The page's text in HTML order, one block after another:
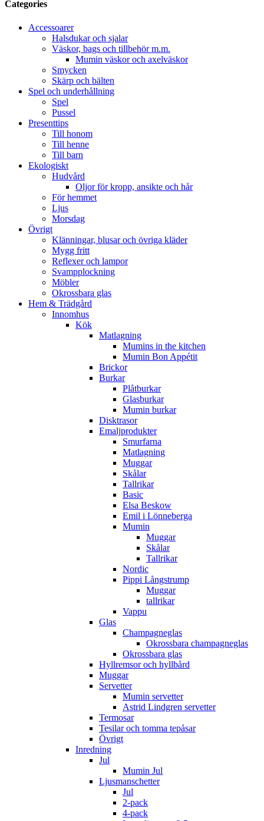
Categories
Accessoarer
Halsdukar och sjalar
Väskor, bags och tillbehör m.m.
Mumin väskor och axelväskor
Smycken
Skärp och bälten
Spel och underhållning
Spel
Pussel
Presenttips
Till honom
Till henne
Till barn
Ekologiskt
Hudvård
Oljor för kropp, ansikte och hår
För hemmet
Ljus
Morsdag
Övrigt
Klänningar, blusar och övriga kläder
Mygg fritt
Reflexer och lampor
Svampplockning
Möbler
Okrossbara glas
Hem & Trädgård
Innomhus
Kök
Matlagning
Mumins in the kitchen
Mumin Bon Appétit
Brickor
Burkar
Plåtburkar
Glasburkar
Mumin burkar
Disktrasor
Emaljprodukter
Smurfarna
Matlagning
Muggar
Skålar
Tallrikar
Basic
Elsa Beskow
Emil i Lönneberga
Mumin
Muggar
Skålar
Tallrikar
Nordic
Pippi Långstrump
Muggar
tallrikar
Vappu
Glas
Champagneglas
Okrossbara champagneglas
Okrossbara glas
Hyllremsor och hyllbård
Muggar
Servetter
Mumin servetter
Astrid Lindgren servetter
Termosar
Tesilar och tomma tepåsar
Övrigt
Inredning
Jul
Mumin Jul
Ljusmanschetter
Jul
2-pack
4-pack